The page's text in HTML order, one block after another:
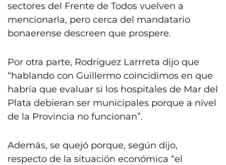
sectores del Frente de Todos vuelven a
mencionarla, pero cerca del mandatario
bonaerense descreen que prospere.
Por otra parte, Rodríguez Larrreta dijo que
“hablando con Guillermo coincidimos en que
habría que evaluar si los hospitales de Mar del
Plata debieran ser municipales porque a nivel
de la Provincia no funcionan”.
Además, se quejó porque, según dijo,
respecto de la situación económica “el